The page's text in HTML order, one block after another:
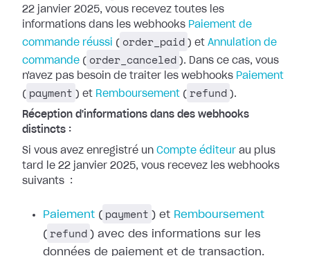
22 janvier 2025, vous recevez toutes les
informations dans les webhooks Paiement de
commande réussi
( order_paid ) et Annulation de
commande ( order_canceled ). Dans ce cas, vous
n'avez pas besoin de traiter les webhooks Paiement
( payment ) et Remboursement ( refund ).
Réception d'informations dans des webhooks
distincts :
Si vous avez enregistré un Compte éditeur au plus
tard le 22 janvier 2025, vous recevez les webhooks
suivants
:
Paiement ( payment ) et Remboursement
( refund ) avec des informations sur les
données de paiement et de transaction.